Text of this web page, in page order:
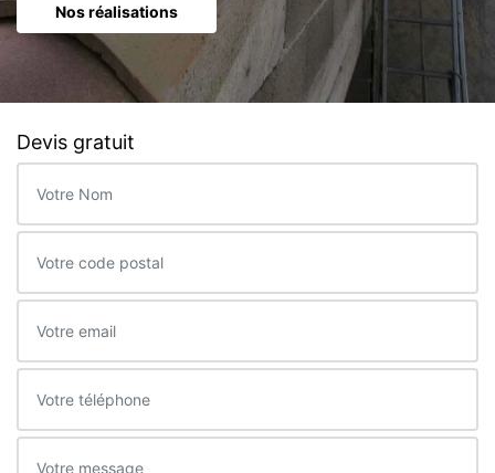
Nos réalisations
Devis gratuit